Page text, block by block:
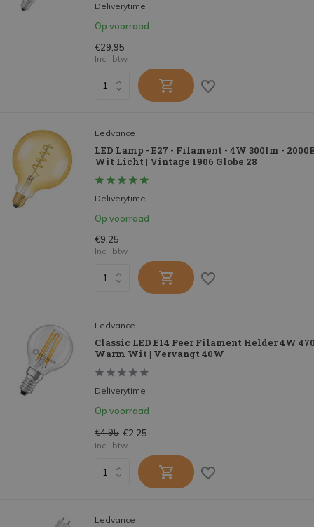
Deliverytime
Op voorraad
€29,95
Incl. btw
Ledvance
LED Lamp - E27 - Filament - 4W 300lm -
Wit Licht | Vintage 1906 Globe 28
Deliverytime
Op voorraad
€9,25
Incl. btw
Ledvance
Classic LED E14 Peer Filament Helder 4W
Warm Wit | Vervangt 40W
Deliverytime
Op voorraad
€4,95 €2,25
Incl. btw
Ledvance